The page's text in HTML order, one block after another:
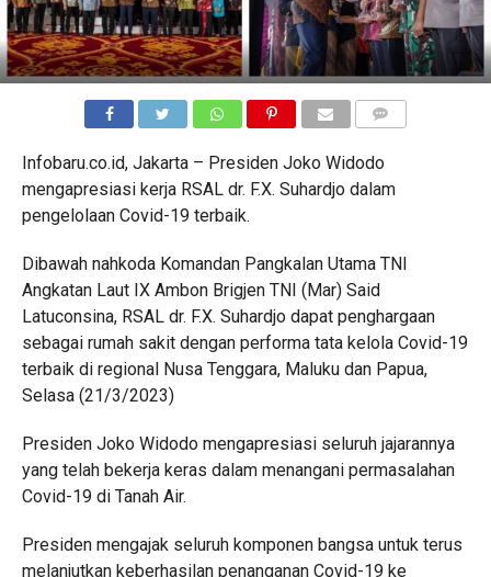
Infobaru.co.id, Jakarta – Presiden Joko Widodo
mengapresiasi kerja RSAL dr. F.X. Suhardjo dalam
pengelolaan Covid-19 terbaik.
Dibawah nahkoda Komandan Pangkalan Utama TNI
Angkatan Laut IX Ambon Brigjen TNI (Mar) Said
Latuconsina, RSAL dr. F.X. Suhardjo dapat penghargaan
sebagai rumah sakit dengan performa tata kelola Covid-19
terbaik di regional Nusa Tenggara, Maluku dan Papua,
Selasa (21/3/2023)
Presiden Joko Widodo mengapresiasi seluruh jajarannya
yang telah bekerja keras dalam menangani permasalahan
Covid-19 di Tanah Air.
Presiden mengajak seluruh komponen bangsa untuk terus
melanjutkan keberhasilan penanganan Covid-19 ke